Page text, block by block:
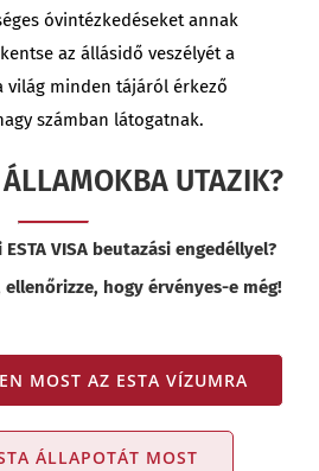
óvintézkedéseket annak
az állásidő veszélyét a
világ minden tájáról érkező
számban látogatnak.
ÁLLAMOKBA UTAZIK?
VISA beutazási engedéllyel?
ellenőrizze, hogy érvényes-e még!
MOST AZ ESTA VÍZUMRA
ÁLLAPOTÁT MOST